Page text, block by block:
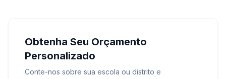
Obtenha Seu Orçamento
Personalizado
Conte-nos sobre sua escola ou distrito e